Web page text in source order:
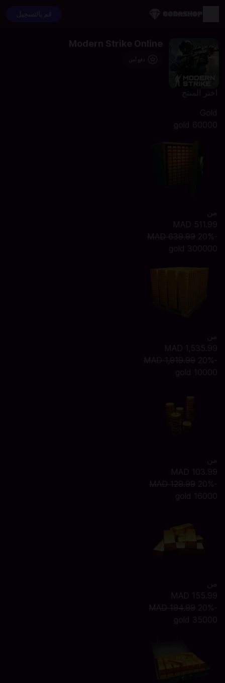
Modern Strike Online
اختر المنتج
Gold
60000 gold
من
MAD 511.99
-20%
MAD 639.99
300000 gold
من
MAD 1,535.99
-20%
MAD 1,919.99
10000 gold
من
MAD 103.99
-20%
MAD 129.99
16000 gold
من
MAD 155.99
-20%
MAD 194.99
35000 gold